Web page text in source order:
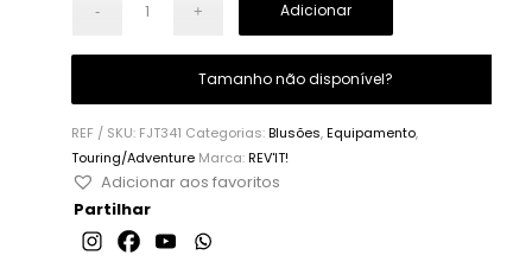
Adicionar
Tamanho não disponível?
Adicionar aos favoritos
REF / SKU: FJT341 Categorias:Blusões,Equipamento,
Touring/Adventure Marca:REV'IT!
Partilhar